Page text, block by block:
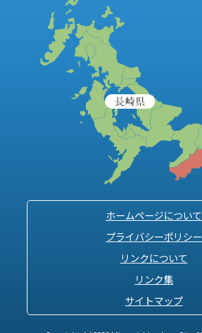
ホームページについて
プライバシーポリシー
リンクについて
リンク集
サイトマップ